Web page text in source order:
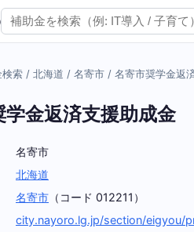
検索 / 北海道 / 名寄市 / 名寄市奨学金返
学金返済支援助成金
名寄市
北海道
名寄市 （コード 012211）
city.nayoro.lg.jp/section/eigyou/